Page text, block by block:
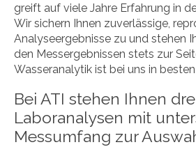
greift auf viele Jahre Erfahrung in
Wir sichern Ihnen zuverlässige,
Analyseergebnisse zu und stehen
den Messergebnissen stets zur
Wasseranalytik ist bei uns in
Bei ATI stehen Ihnen
Laboranalysen mit
Messumfang zur